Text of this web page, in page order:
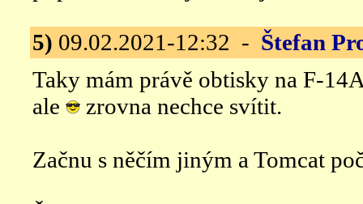
5) 09.02.2021-12:32 - Štefan
Taky mám právě obtisky na F-
ale
zrovna nechce svítit.
Začnu s něčím jiným a Tomcat